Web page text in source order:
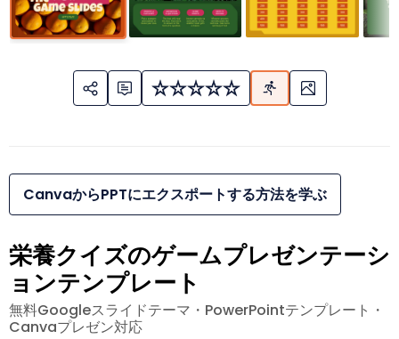
CanvaからPPTにエクスポートする方法を学ぶ
栄養クイズのゲームプレゼンテーシ
ョンテンプレート
無料Googleスライドテーマ・PowerPointテンプレート・
Canvaプレゼン対応